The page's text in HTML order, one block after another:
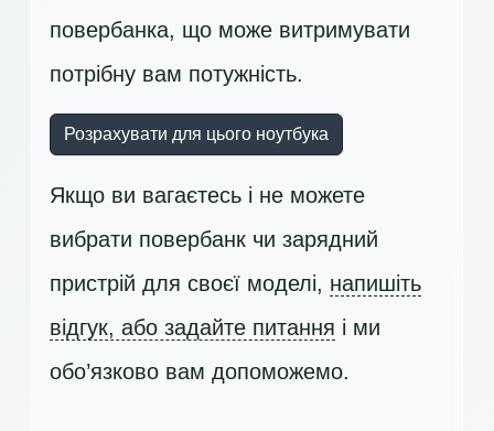
повербанка, що може витримувати
потрібну вам потужність.
Розрахувати для цього ноутбука
Якщо ви вагаєтесь і не можете
вибрати повербанк чи зарядний
пристрій для своєї моделі, напишіть
відгук, або задайте питання і ми
обо’язково вам допоможемо.